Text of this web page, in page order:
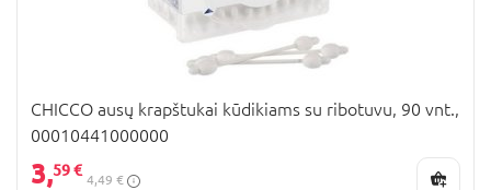
CHICCO ausų krapštukai kūdikiams su ribotuvu, 90 vnt.,
00010441000000
3,59 €
4,49 €